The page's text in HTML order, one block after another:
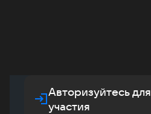
Авторизуйтесь для
участия